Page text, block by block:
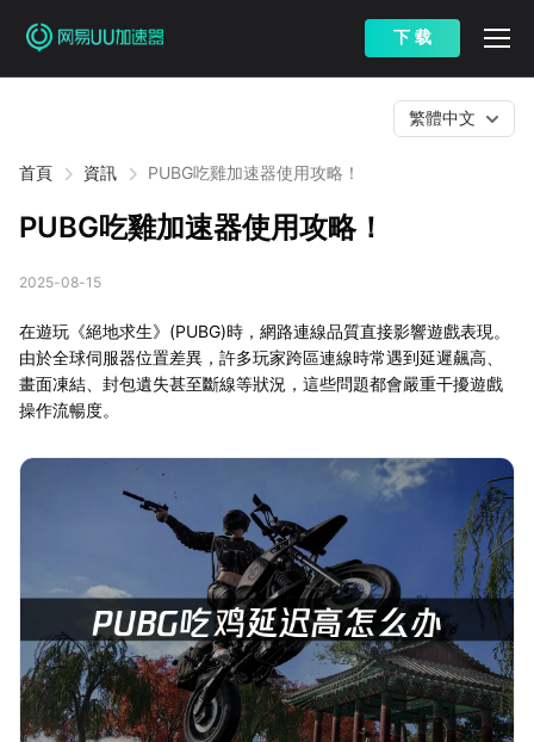
下 载
首頁 資訊 PUBG吃雞加速器使用攻略！
繁體中文
PUBG吃雞加速器使用攻略！
2025-08-15
在遊玩《絕地求生》(PUBG)時，網路連線品質直接影響遊戲表現。
由於全球伺服器位置差異，許多玩家跨區連線時常遇到延遲飆高、
畫面凍結、封包遺失甚至斷線等狀況，這些問題都會嚴重干擾遊戲
操作流暢度。